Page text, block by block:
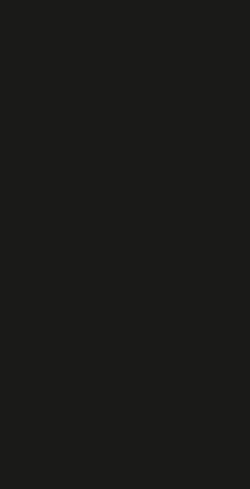
Sá, da Rádio
pelo